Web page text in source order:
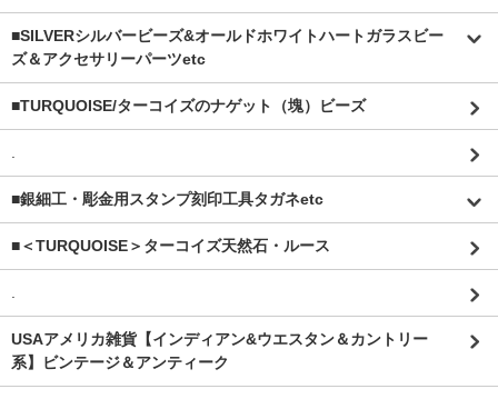
■SILVERシルバービーズ&オールドホワイトハートガラスビー
ズ＆アクセサリーパーツetc
■TURQUOISE/ターコイズのナゲット（塊）ビーズ
.
■銀細工・彫金用スタンプ刻印工具タガネetc
■＜TURQUOISE＞ターコイズ天然石・ルース
.
USAアメリカ雑貨【インディアン&ウエスタン＆カントリー
系】ビンテージ＆アンティーク